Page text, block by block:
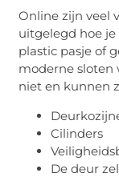
Online zijn veel
uitgelegd hoe
plastic pasje of
moderne sloten
niet en kunnen
Cilinders
De deur